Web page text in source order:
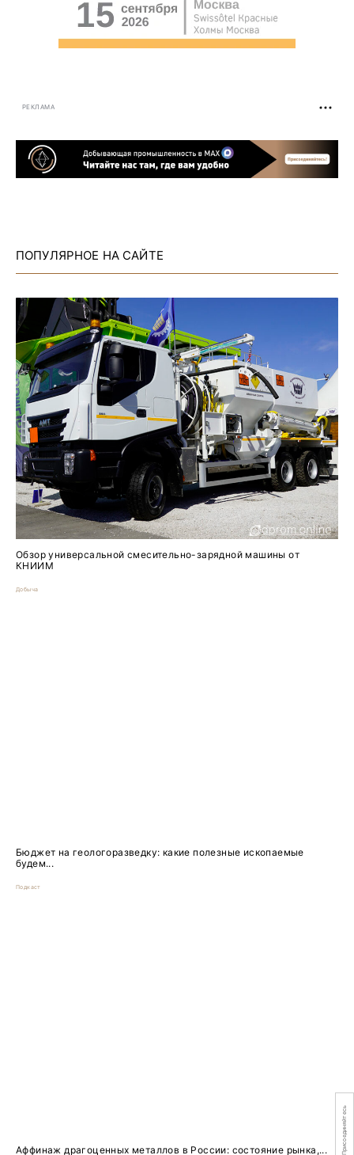
РЕКЛАМА
ПОПУЛЯРНОЕ НА САЙТЕ
Обзор универсальной смесительно-зарядной машины от
КНИИМ
Добыча
Бюджет на геологоразведку: какие полезные ископаемые
будем...
Подкаст
Аффинаж драгоценных металлов в России: состояние рынка,... Присоединяйтесь